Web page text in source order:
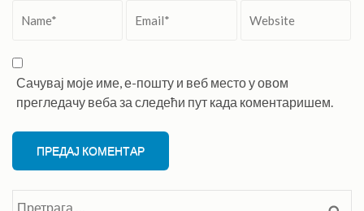
Сачувај моје име, е-пошту и веб место у овом
прегледачу веба за следећи пут када коментаришем.